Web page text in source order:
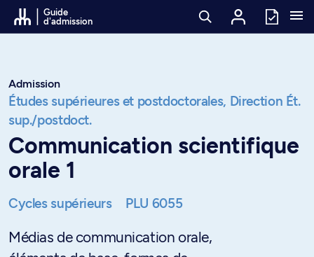
Passer au contenu
Guide
d'admission
Admission
Études supérieures et postdoctorales, Direction Ét.
sup./postdoct.
Communication scientifique
orale 1
Cycles supérieurs PLU 6055
Médias de communication orale,